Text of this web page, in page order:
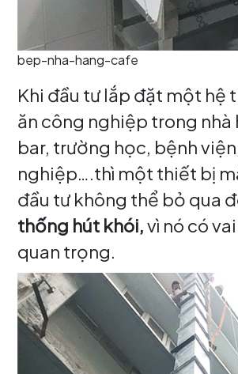
bep-nha-hang-cafe
Khi đầu tư lắp đặt một hệ
ăn công nghiệp trong nhà
bar, trường học, bệnh
nghiệp….thì một thiết bị
đầu tư không thể bỏ qua
thống hút khói,vì nó có
quan trọng.